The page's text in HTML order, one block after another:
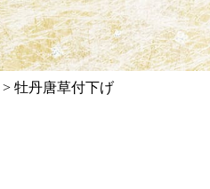
> 牡丹唐草付下げ